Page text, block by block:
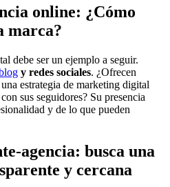
online: ¿Cómo
marca?
debe ser un ejemplo a seguir.
y redes sociales. ¿Ofrecen
estrategia de marketing digital
sus seguidores? Su presencia
y de lo que pueden
agencia: busca una
y cercana